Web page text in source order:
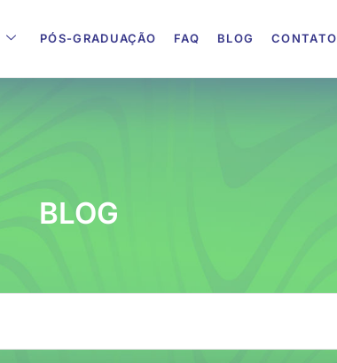
PÓS-GRADUAÇÃO FAQ BLOG CONTATO
BLOG